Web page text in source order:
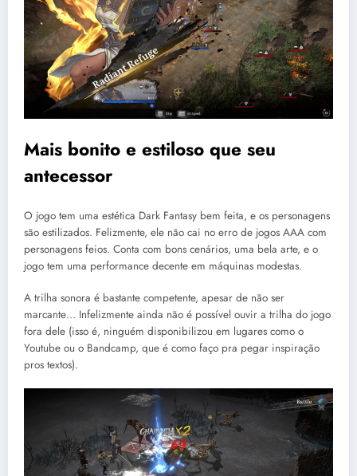
Mais bonito e estiloso que seu
antecessor
O jogo tem uma estética Dark Fantasy bem feita, e os personagens
são estilizados. Felizmente, ele não cai no erro de jogos AAA com
personagens feios. Conta com bons cenários, uma bela arte, e o
jogo tem uma performance decente em máquinas modestas.
A trilha sonora é bastante competente, apesar de não ser
marcante… Infelizmente ainda não é possível ouvir a trilha do jogo
fora dele (isso é, ninguém disponibilizou em lugares como o
Youtube ou o Bandcamp, que é como faço pra pegar inspiração
pros textos).